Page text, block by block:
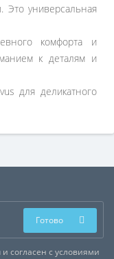
Это универсальная
комфорта и
к деталям и
для деликатного
и согласен с условиями
Готово